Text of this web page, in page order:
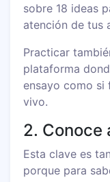
sobre 18 ideas
atención de tus
Practicar
plataforma
ensayo como si
vivo.
2. Conoce
Esta clave es
porque para